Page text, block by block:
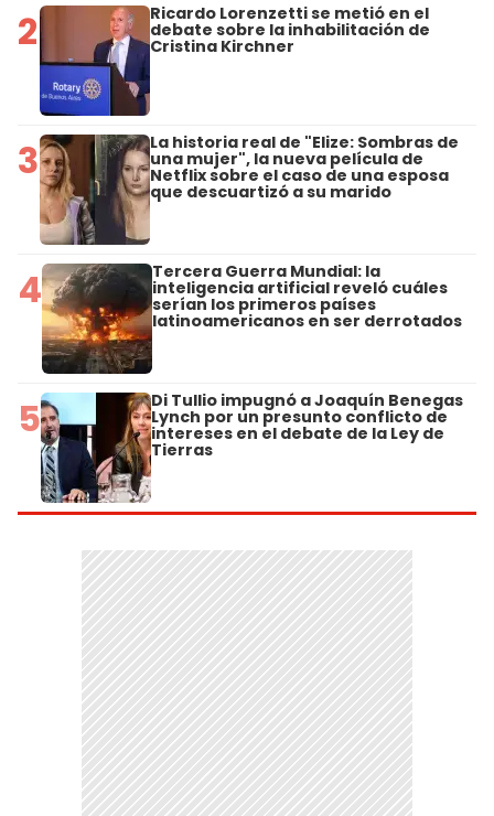
2 Ricardo Lorenzetti se metió en el
debate sobre la inhabilitación de
Cristina Kirchner
3 La historia real de "Elize: Sombras de
una mujer", la nueva película de
Netflix sobre el caso de una esposa
que descuartizó a su marido
4 Tercera Guerra Mundial: la
inteligencia artificial reveló cuáles
serían los primeros países
latinoamericanos en ser derrotados
5 Di Tullio impugnó a Joaquín Benegas
Lynch por un presunto conflicto de
intereses en el debate de la Ley de
Tierras